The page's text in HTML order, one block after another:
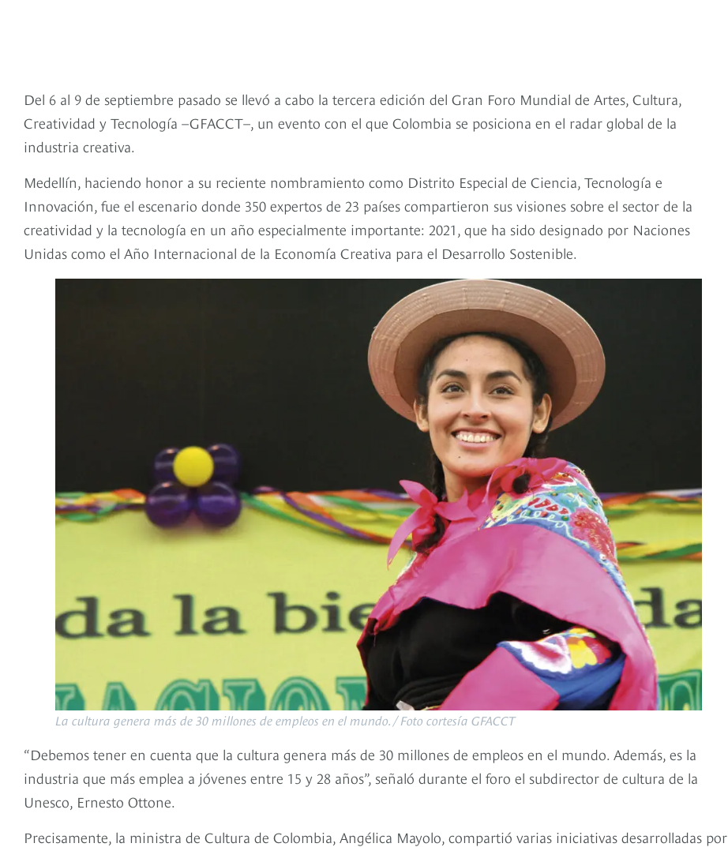
Del 6 al 9 de septiembre pasado se llevó a cabo la tercera edición del Gran Foro Mundial de Artes, Cultura,
Creatividad y Tecnología –GFACCT–, un evento con el que Colombia se posiciona en el radar global de la
industria creativa.
Medellín, haciendo honor a su reciente nombramiento como Distrito Especial de Ciencia, Tecnología e
Innovación, fue el escenario donde 350 expertos de 23 países compartieron sus visiones sobre el sector de la
creatividad y la tecnología en un año especialmente importante: 2021, que ha sido designado por Naciones
Unidas como el Año Internacional de la Economía Creativa para el Desarrollo Sostenible.
La cultura genera más de 30 millones de empleos en el mundo. / Foto cortesía GFACCT
“Debemos tener en cuenta que la cultura genera más de 30 millones de empleos en el mundo. Además, es la
industria que más emplea a jóvenes entre 15 y 28 años”, señaló durante el foro el subdirector de cultura de la
Unesco, Ernesto Ottone.
Precisamente, la ministra de Cultura de Colombia, Angélica Mayolo, compartió varias iniciativas desarrolladas por